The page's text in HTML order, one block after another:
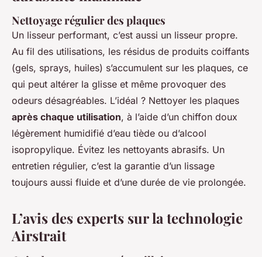
Nettoyage régulier des plaques
Un lisseur performant, c’est aussi un lisseur propre.
Au fil des utilisations, les résidus de produits coiffants
(gels, sprays, huiles) s’accumulent sur les plaques, ce
qui peut altérer la glisse et même provoquer des
odeurs désagréables. L’idéal ? Nettoyer les plaques
après chaque utilisation, à l’aide d’un chiffon doux
légèrement humidifié d’eau tiède ou d’alcool
isopropylique. Évitez les nettoyants abrasifs. Un
entretien régulier, c’est la garantie d’un lissage
toujours aussi fluide et d’une durée de vie prolongée.
L’avis des experts sur la technologie
Airstrait